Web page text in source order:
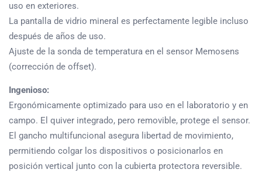
uso en exteriores.
La pantalla de vidrio mineral es perfectamente legible incluso
después de años de uso.
Ajuste de la sonda de temperatura en el sensor Memosens
(corrección de offset).
Ingenioso:
Ergonómicamente optimizado para uso en el laboratorio y en
campo. El quiver integrado, pero removible, protege el sensor.
El gancho multifuncional asegura libertad de movimiento,
permitiendo colgar los dispositivos o posicionarlos en
posición vertical junto con la cubierta protectora reversible.